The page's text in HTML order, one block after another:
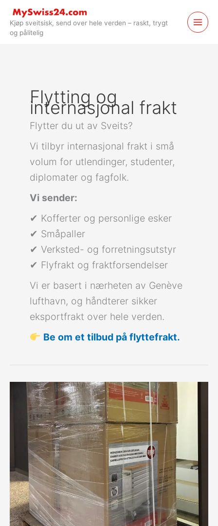
innholdKjøp sveitsisk, send over hele verden – raskt, trygt
og pålitelig
Flytting og
internasjonal frakt
Flytter du ut av Sveits?
Vi tilbyr internasjonal frakt i små
volum for utlendinger, studenter,
diplomater og fagfolk.
Vi sender:
✔ Kofferter og personlige esker
✔ Småpaller
✔ Verksted- og forretningsutstyr
✔ Flyfrakt og fraktforsendelser
Vi er basert i nærheten av Genève
lufthavn, og håndterer sikker
eksportfrakt over hele verden.
Be om et tilbud på flyttefrakt.
Palletiserte
verkstedskap
sendt
Belgia
Godseksport
fra
Sveits